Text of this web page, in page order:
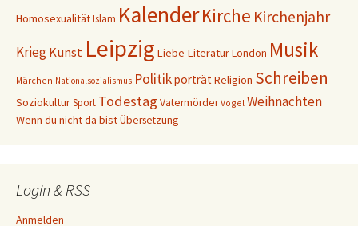
HomosexualitätIslam KalenderKirche Kirchenjahr
Krieg Kunst Leipzig Liebe LiteraturLondon Musik
Märchen Nationalsozialismus PolitikporträtReligion Schreiben
SoziokulturSport Todestag Vatermörder Vogel Weihnachten
Wenn du nicht da bistÜbersetzung
Login & RSS
Anmelden